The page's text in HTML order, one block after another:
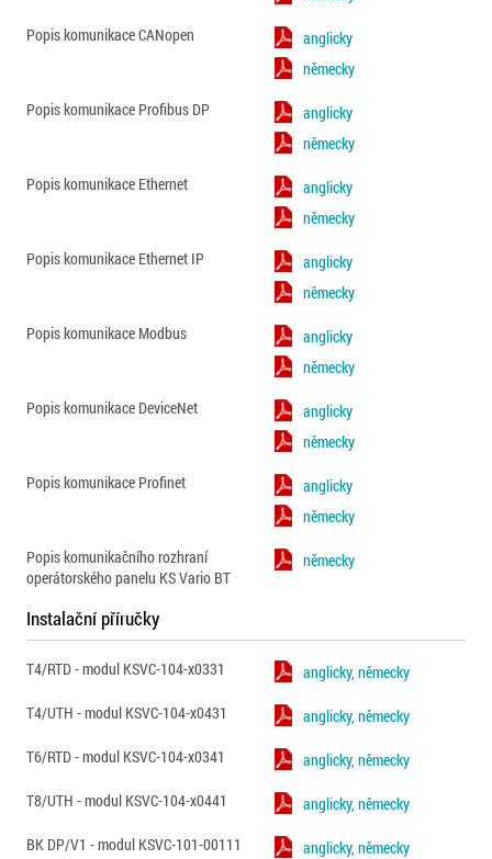
Popis komunikace CANopen
anglicky
německy
Popis komunikace Profibus DP
anglicky
německy
Popis komunikace Ethernet
anglicky
německy
Popis komunikace Ethernet IP
anglicky
německy
Popis komunikace Modbus
anglicky
německy
Popis komunikace DeviceNet
anglicky
německy
Popis komunikace Profinet
anglicky
německy
Popis komunikačního rozhraní
operátorského panelu KS Vario BT
německy
Instalační příručky
T4/RTD - modul KSVC-104-x0331
anglicky, německy
T4/UTH - modul KSVC-104-x0431
anglicky, německy
T6/RTD - modul KSVC-104-x0341
anglicky, německy
T8/UTH - modul KSVC-104-x0441
anglicky, německy
BK DP/V1 - modul KSVC-101-00111
anglicky, německy